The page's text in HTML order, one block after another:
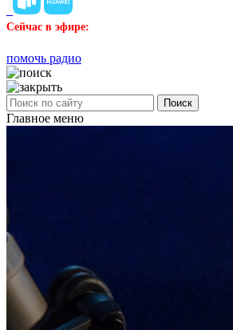
Сейчас в эфире:
помочь радио
Поиск
Главное меню